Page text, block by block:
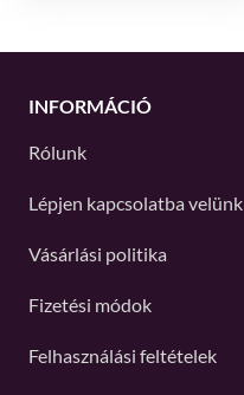
INFORMÁCIÓ
Rólunk
Lépjen kapcsolatba velünk
Vásárlási politika
Fizetési módok
Felhasználási feltételek